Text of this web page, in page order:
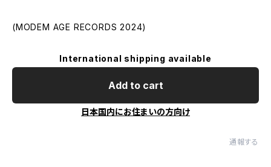
(MODEM AGE RECORDS 2024)
International shipping available
Add to cart
日本国内にお住まいの方向け
通報する